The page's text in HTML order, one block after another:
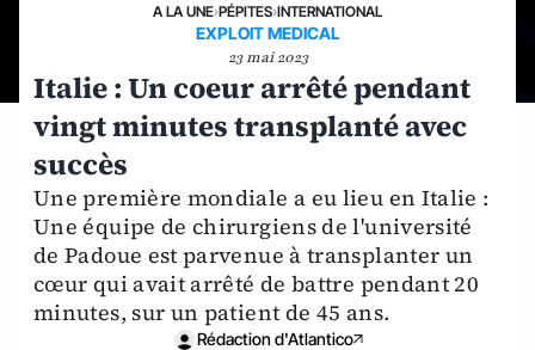
A LA UNE›PÉPITES›INTERNATIONAL
EXPLOIT MEDICAL
23 mai 2023
Italie : Un coeur arrêté pendant
vingt minutes transplanté avec
succès
Une première mondiale a eu lieu en Italie :
Une équipe de chirurgiens de l'université
de Padoue est parvenue à transplanter un
cœur qui avait arrêté de battre pendant 20
minutes, sur un patient de 45 ans.
Rédaction d'Atlantico